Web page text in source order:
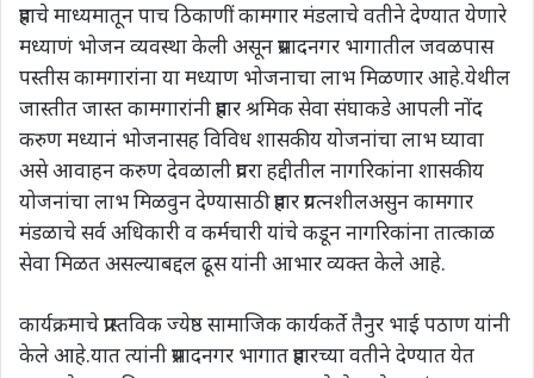
प्रहाचे माध्यमातून पाच ठिकाणीं कामगार मंडलाचे वतीने देण्यात येणारे
मध्याणं भोजन व्यवस्था केली असून प्रसादनगर भागातील जवळपास
पस्तीस कामगारांना या मध्याण भोजनाचा लाभ मिळणार आहे.येथील
जास्तीत जास्त कामगारांनी प्रहार श्रमिक सेवा संघाकडे आपली नोंद
करुण मध्यानं भोजनासह विविध शासकीय योजनांचा लाभ घ्यावा
असे आवाहन करुण देवळाली प्रवरा हद्दीतील नागरिकांना शासकीय
योजनांचा लाभ मिळवुन देण्यासाठी प्रहार प्रयत्नशीलअसुन कामगार
मंडळाचे सर्व अधिकारी व कर्मचारी यांचे कडून नागरिकांना तात्काळ
सेवा मिळत असल्याबद्दल ढूस यांनी आभार व्यक्त केले आहे.
कार्यक्रमाचे प्रास्तविक ज्येष्ठ सामाजिक कार्यकर्ते तैनुर भाई पठाण यांनी
केले आहे.यात त्यांनी प्रसादनगर भागात प्रहारच्या वतीने देण्यात येत